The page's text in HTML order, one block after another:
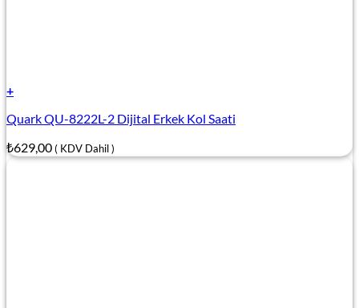
+
Quark QU-8222L-2 Dijital Erkek Kol Saati
₺629,00( KDV Dahil )